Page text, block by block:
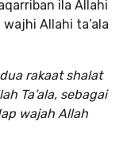
ila Allahi
Allahi ta’ala
rakaat shalat
Ta’ala, sebagai
wajah Allah